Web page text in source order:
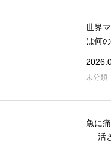
世界
は何
未分類
魚に
──活